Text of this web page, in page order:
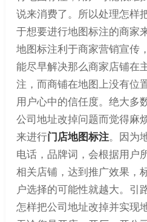
说来消费了。所以处理怎样
于想要进行地图标注的商家
地图标注利于商家营销宣传
能尽早解决那么商家店铺在
注，而商铺在地图上没有位
用户心中的信任度。绝大多
公司地址改掉问题而觉得麻
来进行门店地图标注。因为
电话，品牌词，会根据用户
相关店铺，达到推广效果，
户选择的可能性就越大。引
怎样把公司地址改掉并实现